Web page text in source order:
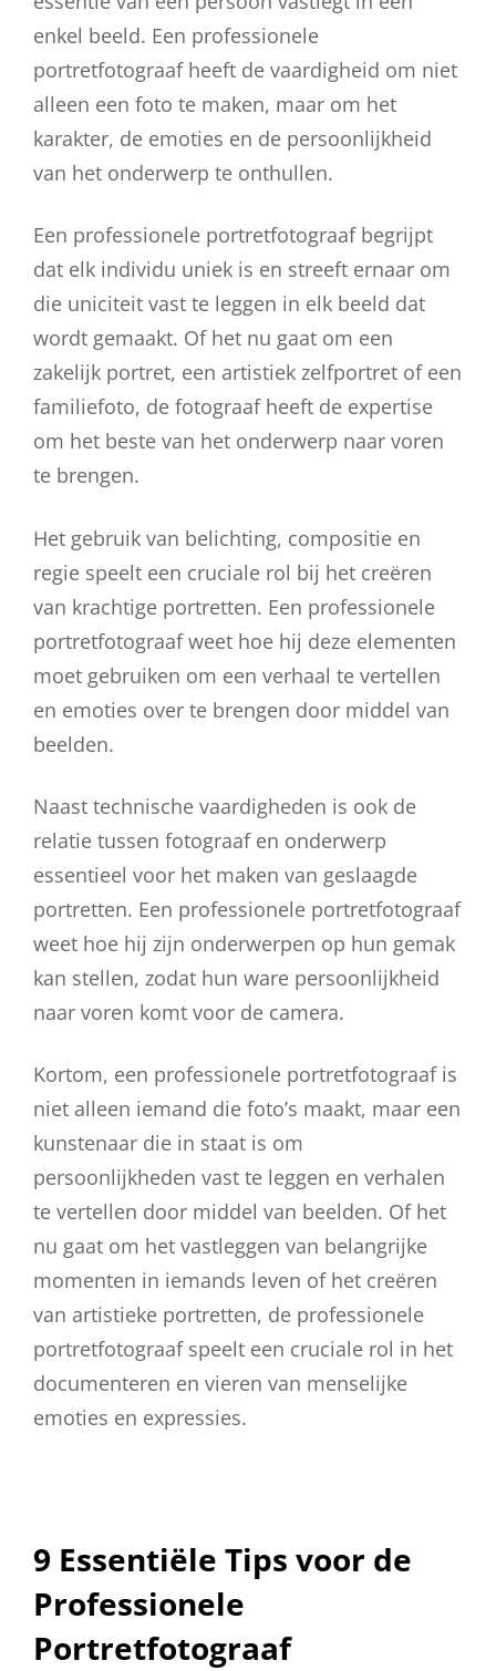
enkel beeld. Een professionele
portretfotograaf heeft de vaardigheid om niet
alleen een foto te maken, maar om het
karakter, de emoties en de persoonlijkheid
van het onderwerp te onthullen.
Een professionele portretfotograaf begrijpt
dat elk individu uniek is en streeft ernaar om
die uniciteit vast te leggen in elk beeld dat
wordt gemaakt. Of het nu gaat om een
zakelijk portret, een artistiek zelfportret of een
familiefoto, de fotograaf heeft de expertise
om het beste van het onderwerp naar voren
te brengen.
Het gebruik van belichting, compositie en
regie speelt een cruciale rol bij het creëren
van krachtige portretten. Een professionele
portretfotograaf weet hoe hij deze elementen
moet gebruiken om een verhaal te vertellen
en emoties over te brengen door middel van
beelden.
Naast technische vaardigheden is ook de
relatie tussen fotograaf en onderwerp
essentieel voor het maken van geslaagde
portretten. Een professionele portretfotograaf
weet hoe hij zijn onderwerpen op hun gemak
kan stellen, zodat hun ware persoonlijkheid
naar voren komt voor de camera.
Kortom, een professionele portretfotograaf is
niet alleen iemand die foto’s maakt, maar een
kunstenaar die in staat is om
persoonlijkheden vast te leggen en verhalen
te vertellen door middel van beelden. Of het
nu gaat om het vastleggen van belangrijke
momenten in iemands leven of het creëren
van artistieke portretten, de professionele
portretfotograaf speelt een cruciale rol in het
documenteren en vieren van menselijke
emoties en expressies.
9 Essentiële Tips voor de
Professionele
Portretfotograaf